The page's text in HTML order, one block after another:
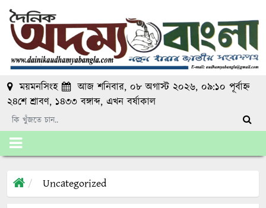
ময়মনসিংহ
আজ শনিবার, ০৮ অগাস্ট ২০২৬, ০৯:১০ পূর্বাহ্ন
২৪শে শ্রাবণ, ১৪৩৩ বঙ্গাব্দ, এখনবর্ষাকাল
Uncategorized